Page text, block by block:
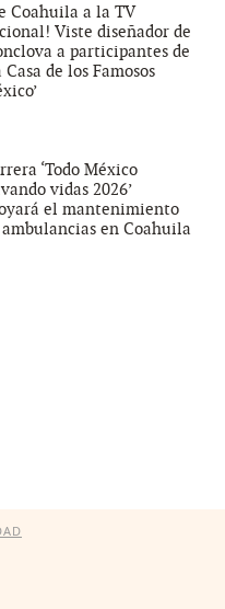
Coahuila a la TV
Viste diseñador de
a participantes de
Casa de los Famosos
‘Todo México
vidas 2026’
el mantenimiento
ambulancias en Coahuila